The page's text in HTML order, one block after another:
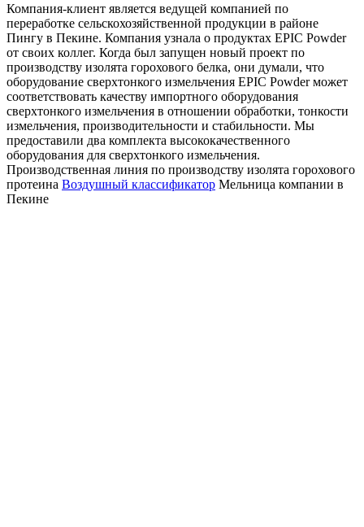
Компания-клиент является ведущей компанией по
переработке сельскохозяйственной продукции в районе
Пингу в Пекине. Компания узнала о продуктах EPIC Powder
от своих коллег. Когда был запущен новый проект по
производству изолята горохового белка, они думали, что
оборудование сверхтонкого измельчения EPIC Powder может
соответствовать качеству импортного оборудования
сверхтонкого измельчения в отношении обработки, тонкости
измельчения, производительности и стабильности. Мы
предоставили два комплекта высококачественного
оборудования для сверхтонкого измельчения.
Производственная линия по производству изолята горохового
протеина Воздушный классификатор Мельница компании в
Пекине